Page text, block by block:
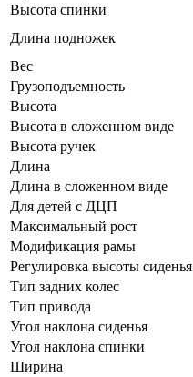
Высота спинки
Длина подножек
Вес
Грузоподъемность
Высота
Высота в сложенном виде
Высота ручек
Длина
Длина в сложенном виде
Для детей с ДЦП
Максимальный рост
Модификация рамы
Регулировка высоты сиденья
Тип задних колес
Тип привода
Угол наклона сиденья
Угол наклона спинки
Ширина